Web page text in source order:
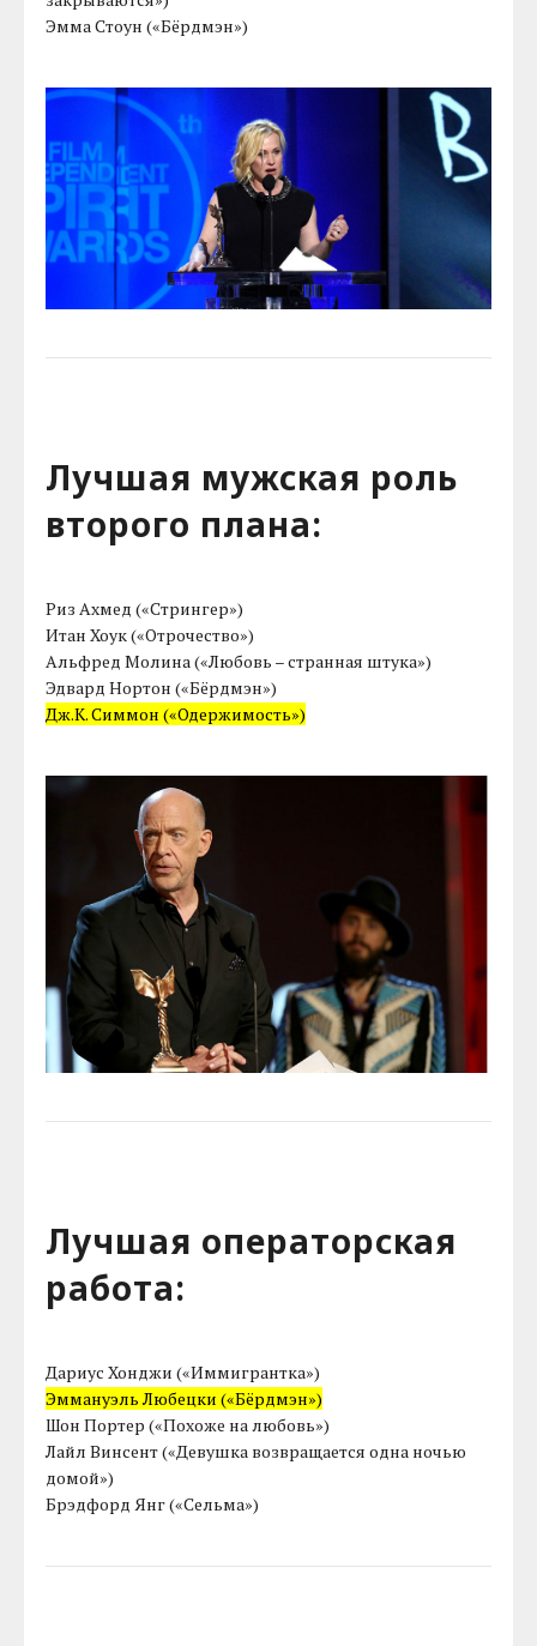
Эмма Стоун («Бёрдмэн»)
Лучшая мужская роль
второго плана:
Риз Ахмед («Стрингер»)
Итан Хоук («Отрочество»)
Альфред Молина («Любовь – странная штука»)
Эдвард Нортон («Бёрдмэн»)
Дж.К. Симмон («Одержимость»)
Лучшая операторская
работа:
Дариус Хонджи («Иммигрантка»)
Эммануэль Любецки («Бёрдмэн»)
Шон Портер («Похоже на любовь»)
Лайл Винсент («Девушка возвращается одна ночью
домой»)
Брэдфорд Янг («Сельма»)